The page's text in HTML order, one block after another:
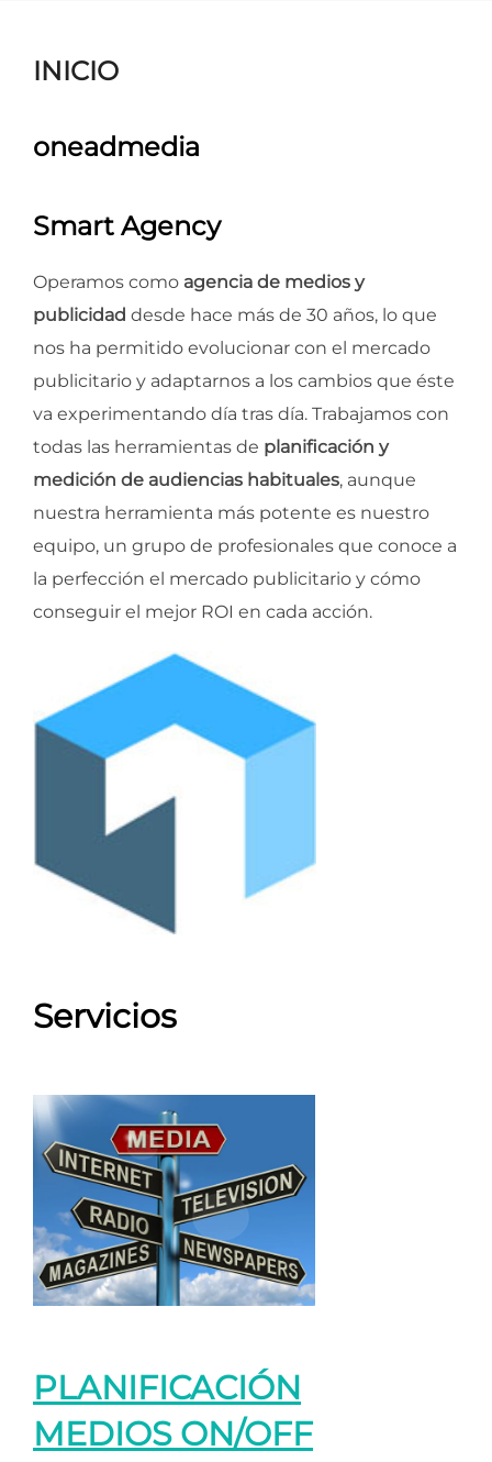
INICIO
oneadmedia
Smart Agency
Operamos como agencia de medios y
publicidad desde hace más de 30 años, lo que
nos ha permitido evolucionar con el mercado
publicitario y adaptarnos a los cambios que éste
va experimentando día tras día. Trabajamos con
todas las herramientas de planificación y
medición de audiencias habituales, aunque
nuestra herramienta más potente es nuestro
equipo, un grupo de profesionales que conoce a
la perfección el mercado publicitario y cómo
conseguir el mejor ROI en cada acción.
Servicios
PLANIFICACIÓN
MEDIOS ON/OFF